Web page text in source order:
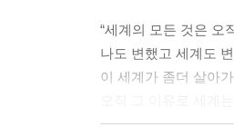
“세계의 모든 것은 오
나도 변했고 세계도
이 세계가 좀더 살아